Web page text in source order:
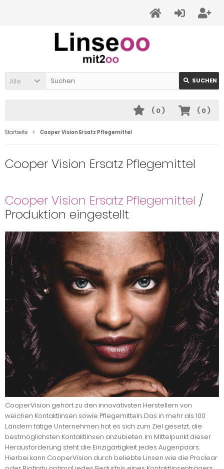
Alle SUCHEN
( 0)
( 0)
Startseite Cooper Vision Ersatz Pflegemittel
Cooper Vision Ersatz Pflegemittel
Cooper Vision Ersatz Pflegemittel /
Produktion eingestellt
CooperVision gehört zu den innovativsten Herstellern von
weichen Kontaktlinsen sowie Pflegemitteln. Das in mehr als 100
Ländern tätige Unternehmen hat es sich zum Ziel gesetzt, die
bestmöglichsten Kontaktlinsen anzubieten. Im Mittelpunkt dieser
Herausforderung steht die Einzigartigkeit jedes Augenpaars.
Hierbei kann CooperVision durch beliebte Linsen wie die Proclear